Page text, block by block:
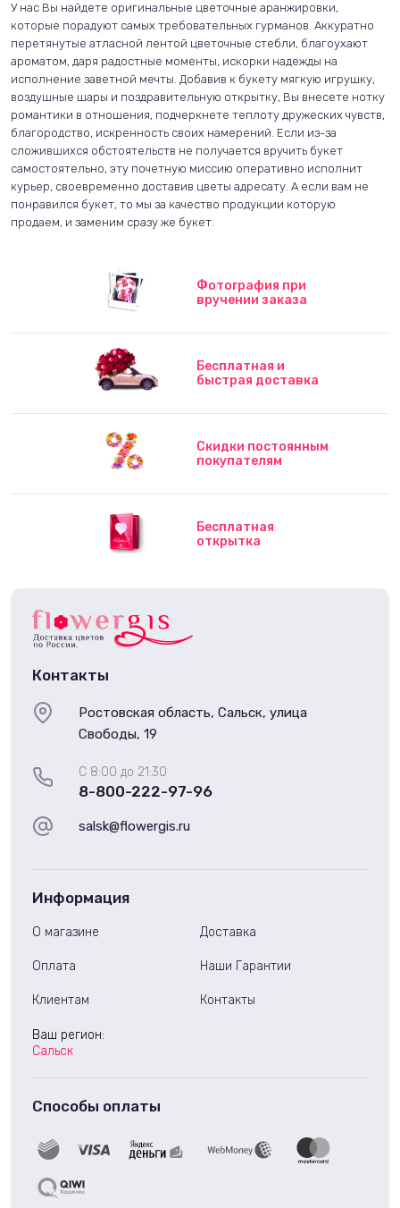
У нас Вы найдете оригинальные цветочные аранжировки,
которые порадуют самых требовательных гурманов. Аккуратно
перетянутые атласной лентой цветочные стебли, благоухают
ароматом, даря радостные моменты, искорки надежды на
исполнение заветной мечты. Добавив к букету мягкую игрушку,
воздушные шары и поздравительную открытку, Вы внесете нотку
романтики в отношения, подчеркнете теплоту дружеских чувств,
благородство, искренность своих намерений. Если из-за
сложившихся обстоятельств не получается вручить букет
самостоятельно, эту почетную миссию оперативно исполнит
курьер, своевременно доставив цветы адресату. А если вам не
понравился букет, то мы за качество продукции которую
продаем, и заменим сразу же букет.
Фотография при
вручении заказа
Бесплатная и
быстрая доставка
Скидки постоянным
покупателям
Бесплатная
открытка
Контакты
С 8:00 до 21:30
8-800-222-97-96
Ростовская область, Сальск, улица
Свободы, 19
salsk@flowergis.ru
Информация
О магазине Доставка
Оплата Наши Гарантии
Клиентам Контакты
Ваш регион:
Сальск
Способы оплаты